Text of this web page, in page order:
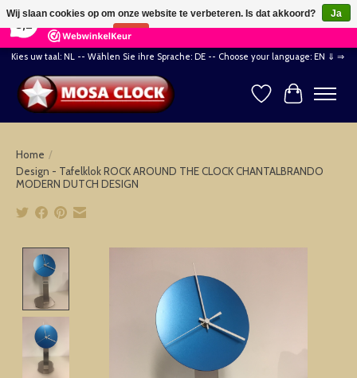
164 Reviews ×
Kies uw taal: NL -- Wählen Sie ihre Sprache: DE -- Choose your language: EN ⇓ ⇒
Verlanglijst
Home /
Design - Tafelklok ROCK AROUND THE CLOCK CHANTALBRANDO
MODERN DUTCH DESIGN
Wij slaan cookies op om onze website te verbeteren. Is dat akkoord?
Ja
Nee